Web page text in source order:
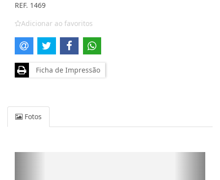
REF. 1469
Adicionar ao favoritos
Ficha de Impressão
Fotos